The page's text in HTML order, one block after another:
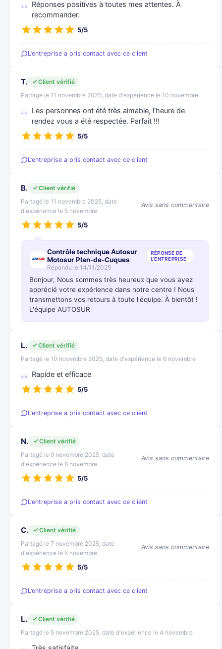
Réponses positives à toutes mes attentes. À
recommander.
5/5
L’entreprise a pris contact avec ce client
T.
Client vérifié
Partagé le 11 novembre 2025, date d'expérience le 10 novembre
Les personnes ont été très aimable, l'heure de
rendez vous a été respectée. Parfait !!!
5/5
L’entreprise a pris contact avec ce client
B.
Client vérifié
Partagé le 11 novembre 2025, date
d'expérience le 5 novembre
Avis sans commentaire
5/5
Contrôle technique Autosur
Motosur Plan-de-Cuques
RÉPONSE DE
L'ENTREPRISE
Répondu le 14/11/2025
Bonjour, Nous sommes très heureux que vous ayez
apprécié votre expérience dans notre centre ! Nous
transmettons vos retours à toute l'équipe. À bientôt !
L'équipe AUTOSUR
L.
Client vérifié
Partagé le 10 novembre 2025, date d'expérience le 6 novembre
Rapide et efficace
5/5
L’entreprise a pris contact avec ce client
N.
Client vérifié
Partagé le 9 novembre 2025, date
d'expérience le 8 novembre
Avis sans commentaire
5/5
L’entreprise a pris contact avec ce client
C.
Client vérifié
Partagé le 7 novembre 2025, date
d'expérience le 5 novembre
Avis sans commentaire
5/5
L’entreprise a pris contact avec ce client
L.
Client vérifié
Partagé le 5 novembre 2025, date d'expérience le 4 novembre